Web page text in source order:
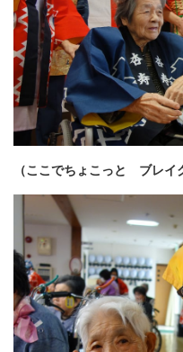
（ここでちょこっと ブレイ